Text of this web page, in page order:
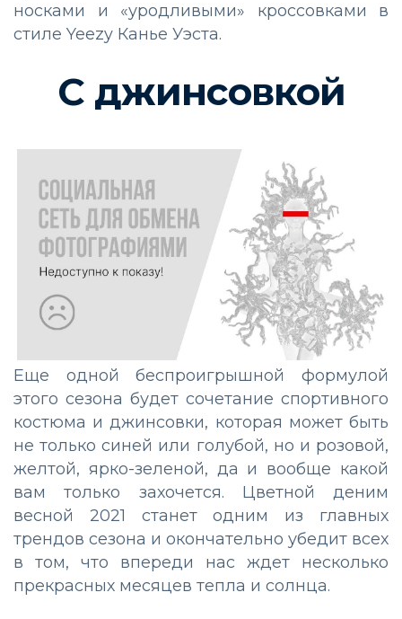
носками и «уродливыми» кроссовками в
стиле Yeezy Канье Уэста.
С джинсовкой
Еще одной беспроигрышной формулой
этого сезона будет сочетание спортивного
костюма и джинсовки, которая может быть
не только синей или голубой, но и розовой,
желтой, ярко-зеленой, да и вообще какой
вам только захочется. Цветной деним
весной 2021 станет одним из главных
трендов сезона и окончательно убедит всех
в том, что впереди нас ждет несколько
прекрасных месяцев тепла и солнца.